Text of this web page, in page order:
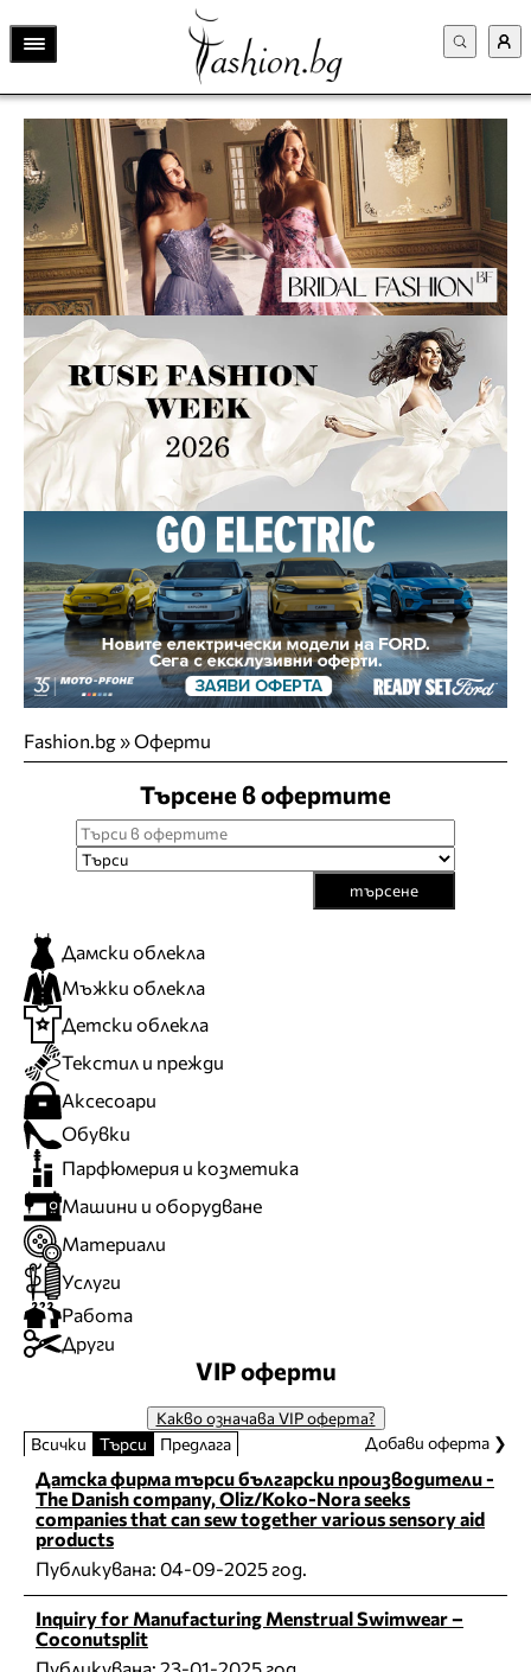
Fashion.bg»Оферти
Търсене в офертите
търсене
Дамски облекла
Мъжки облекла
Детски облекла
Текстил и прежди
Аксесоари
Обувки
Парфюмерия и козметика
Машини и оборудване
Материали
Услуги
Работа
Други
VIP оферти
Какво означава VIP оферта?
Всички
Търси Предлага Добави оферта ❯
Датска фирма търси български производители -
The Danish company, Oliz/Koko-Nora seeks
companies that can sew together various sensory aid
products
Публикувана: 04-09-2025 год.
Inquiry for Manufacturing Menstrual Swimwear –
Coconutsplit